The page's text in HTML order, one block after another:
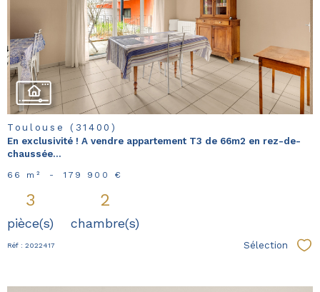
bien
Toulouse (31400)
En exclusivité ! A vendre appartement T3 de 66m2 en rez-de-
chaussée...
66 m² - 179 900 €
3
pièce(s)
2
chambre(s)
Réf : 2022417 Sélection